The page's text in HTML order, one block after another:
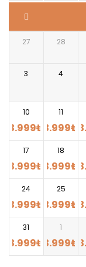
27 28
3 4
10
3.999₺
11
3.999₺
17
3.999₺
18
3.999₺
24
3.999₺
25
3.999₺
31
3.999₺
1
3.999₺